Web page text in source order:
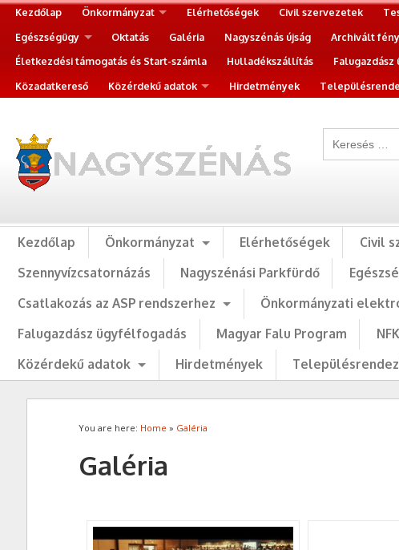
Kezdőlap Önkormányzat Elérhetőségek Civil szervezetek
Egészségügy
Oktatás Galéria Nagyszénás újság Archivált
Életkezdési támogatás és Start-számla
Hulladékszállítás
Közadatkereső
Közérdekű adatok Hirdetmények
Kezdőlap Önkormányzat Elérhetőségek Civil
Szennyvízcsatornázás
Nagyszénási Parkfürdő
Csatlakozás az ASP rendszerhez
Önkormányzati
Falugazdász ügyfélfogadás
Magyar Falu Program
Közérdekű adatok
Hirdetmények
You are here: Home » Galéria
Galéria